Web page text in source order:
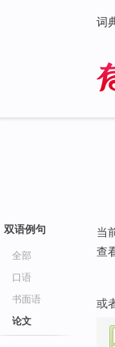
词
双语例句
全部
口语
书面语
论文
当
查
或